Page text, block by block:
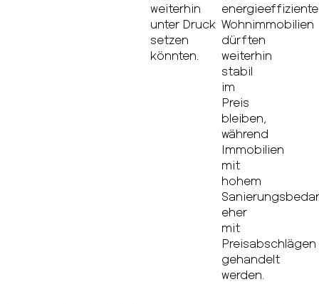
weiterhin
unter Druck
setzen
könnten.
energieeffiziente
Wohnimmobilien
dürften
weiterhin
stabil
im
Preis
bleiben,
während
Immobilien
mit
hohem
eher
mit
Preisabschlägen
gehandelt
werden.